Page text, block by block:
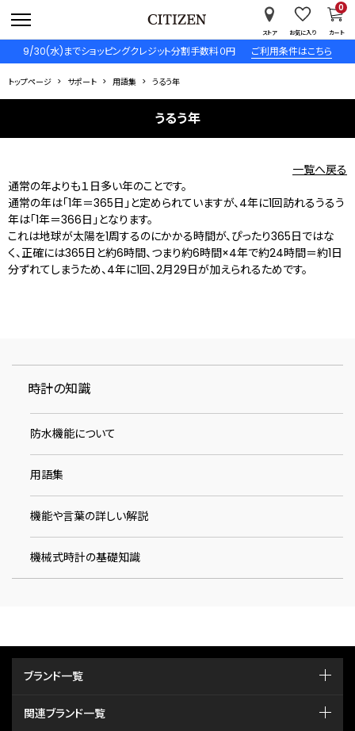
9/30(水)までショッピングクレジット分割手数料０円 ご利用条件はこちら
ストア お気に入り カート
0
トップページ サポート 用語集 うるう年
うるう年
一覧へ戻る
通常の年よりも１日多い年のことです。
通常の年は「1年＝365日」と定められていますが、4年に1回訪れるうるう
年は「1年＝366日」となります。
これは地球が太陽を1周するのにかかる時間が、ぴったり365日ではな
く、正確には365日と約6時間、つまり約6時間×4年で約24時間＝約1日
分ずれてしまうため、4年に1回、2月29日が加えられるためです。
時計の知識
防水機能について
用語集
機能や言葉の詳しい解説
機械式時計の基礎知識
ブランド一覧
関連ブランド一覧